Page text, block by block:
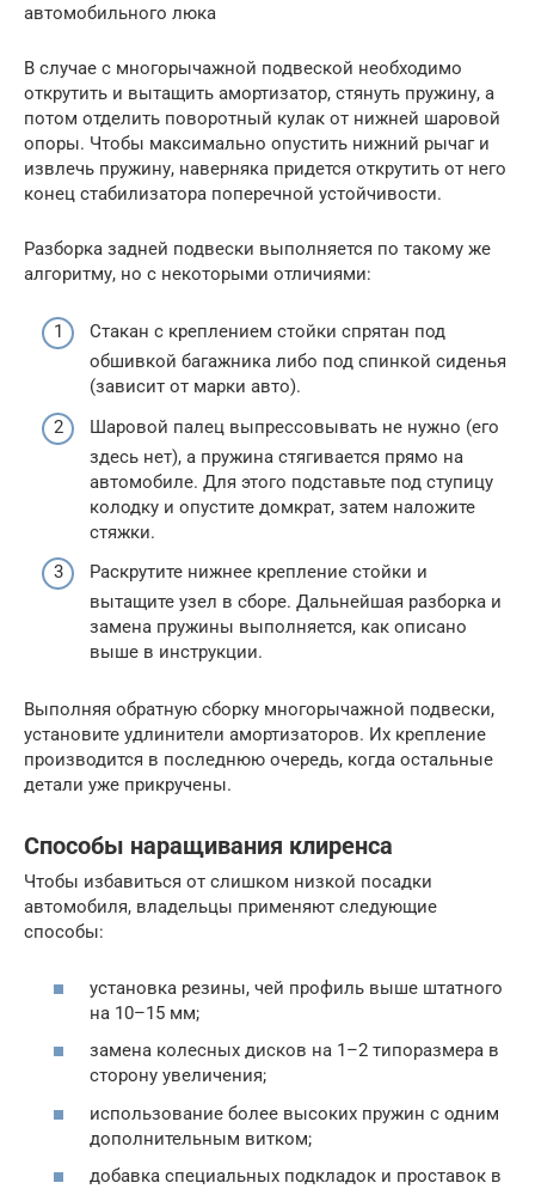
автомобильного люка
В случае с многорычажной подвеской необходимо
открутить и вытащить амортизатор, стянуть пружину, а
потом отделить поворотный кулак от нижней шаровой
опоры. Чтобы максимально опустить нижний рычаг и
извлечь пружину, наверняка придется открутить от него
конец стабилизатора поперечной устойчивости.
Разборка задней подвески выполняется по такому же
алгоритму, но с некоторыми отличиями:
Стакан с креплением стойки спрятан под
обшивкой багажника либо под спинкой сиденья
(зависит от марки авто).
Шаровой палец выпрессовывать не нужно (его
здесь нет), а пружина стягивается прямо на
автомобиле. Для этого подставьте под ступицу
колодку и опустите домкрат, затем наложите
стяжки.
Раскрутите нижнее крепление стойки и
вытащите узел в сборе. Дальнейшая разборка и
замена пружины выполняется, как описано
выше в инструкции.
Выполняя обратную сборку многорычажной подвески,
установите удлинители амортизаторов. Их крепление
производится в последнюю очередь, когда остальные
детали уже прикручены.
Способы наращивания клиренса
Чтобы избавиться от слишком низкой посадки
автомобиля, владельцы применяют следующие
способы:
установка резины, чей профиль выше штатного
на 10–15 мм;
замена колесных дисков на 1–2 типоразмера в
сторону увеличения;
использование более высоких пружин с одним
дополнительным витком;
добавка специальных подкладок и проставок в